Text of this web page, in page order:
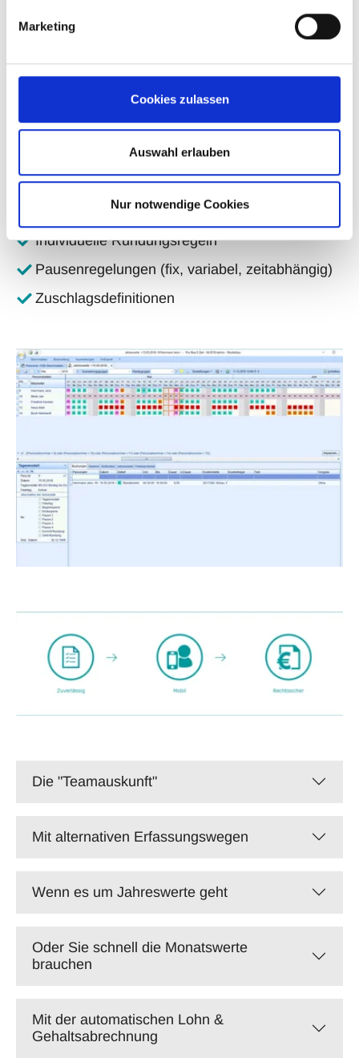
Marketing
Cookies zulassen
Auswahl erlauben
Nur notwendige Cookies
Gültigkeitszeiträume
Automatische Schichterkennung
Intervallberechnung
Tagesmodelle
Mindest- und Höchstarbeitszeiten
Regelarbeitszeit
Individuelle Rundungsregeln
Pausenregelungen (fix, variabel, zeitabhängig)
Zuschlagsdefinitionen
Show larger version for:
Die "Teamauskunft"
Mit alternativen Erfassungswegen
Wenn es um Jahreswerte geht
Oder Sie schnell die Monatswerte
brauchen
Mit der automatischen Lohn &
Gehaltsabrechnung